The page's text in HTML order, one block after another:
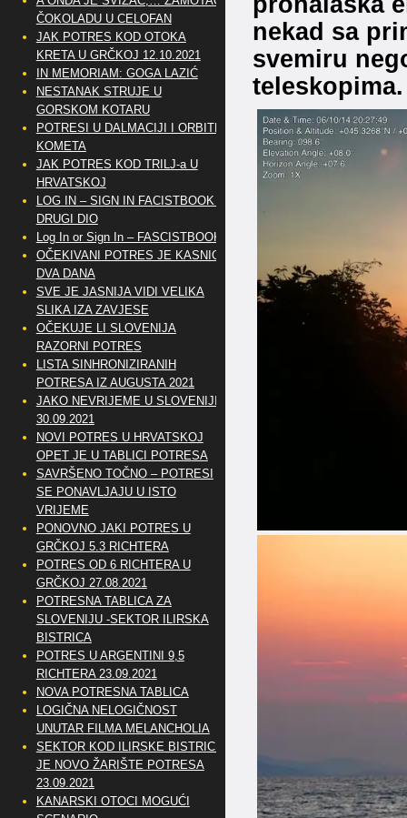
nekad sa
svemiru
teleskopima.
ČOKOLADU U CELOFAN
JAK POTRES KOD OTOKA
KRETA U GRČKOJ 12.10.2021
IN MEMORIAM: GOGA LAZIĆ
NESTANAK STRUJE U
GORSKOM KOTARU
POTRESI U DALMACIJI I ORBITE
KOMETA
JAK POTRES KOD TRILJ-a U
HRVATSKOJ
LOG IN – SIGN IN FACISTBOOK –
DRUGI DIO
Log In or Sign In – FASCISTBOOK
OČEKIVANI POTRES JE KASNIO
DVA DANA
SVE JE JASNIJA VIDI VELIKA
SLIKA IZA ZAVJESE
OČEKUJE LI SLOVENIJA
RAZORNI POTRES
LISTA SINHRONIZIRANIH
POTRESA IZ AUGUSTA 2021
JAKO NEVRIJEME U SLOVENIJI
30.09.2021
NOVI POTRES U HRVATSKOJ
OPET JE U TABLICI POTRESA
SAVRŠENO TOČNO – POTRESI
SE PONAVLJAJU U ISTO
VRIJEME
PONOVNO JAKI POTRES U
GRČKOJ 5.3 RICHTERA
POTRES OD 6 RICHTERA U
GRČKOJ 27.08.2021
POTRESNA TABLICA ZA
SLOVENIJU -SEKTOR ILIRSKA
BISTRICA
POTRES U ARGENTINI 9,5
RICHTERA 23.09.2021
NOVA POTRESNA TABLICA
LOGIČNA NELOGIČNOST
UNUTAR FILMA MELANCHOLIA
SEKTOR KOD ILIRSKE BISTRICE
JE NOVO ŽARIŠTE POTRESA
23.09.2021
KANARSKI OTOCI MOGUĆI